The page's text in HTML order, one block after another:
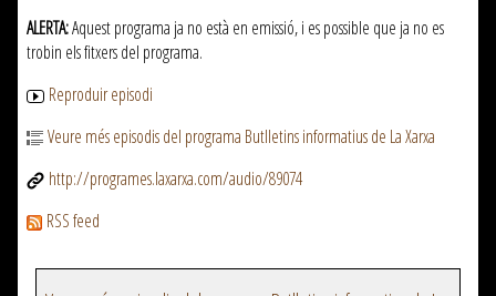
ALERTA:Aquest programa ja no està en emissió, i es possible que ja no es
trobin els fitxers del programa.
Reproduir episodi
Veure més episodis del programa Butlletins informatius de La Xarxa
http://programes.laxarxa.com/audio/89074
RSS feed